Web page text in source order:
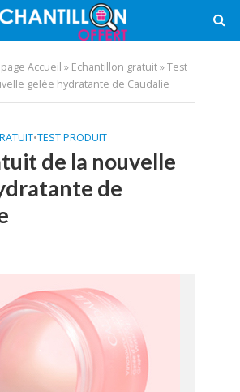
Accueil » Echantillon gratuit»Test
gelée hydratante de Caudalie
•TEST PRODUIT
de la nouvelle
de